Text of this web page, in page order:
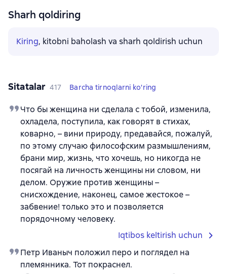
Sharh qoldiring
Kiring, kitobni baholash va sharh qoldirish uchun
Sitatalar 417 Barcha tirnoqlarni ko'ring
Что бы женщина ни сделала с тобой, изменила,
охладела, поступила, как говорят в стихах,
коварно, – вини природу, предавайся, пожалуй,
по этому случаю философским размышлениям,
брани мир, жизнь, что хочешь, но никогда не
посягай на личность женщины ни словом, ни
делом. Оружие против женщины –
снисхождение, наконец, самое жестокое –
забвение! только это и позволяется
порядочному человеку.
Iqtibos keltirish uchun
Петр Иваныч положил перо и поглядел на
племянника. Тот покраснел.